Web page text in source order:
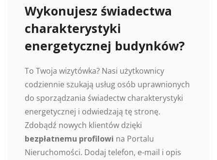
Wykonujesz świadectwa
charakterystyki
energetycznej budynków?
To Twoja wizytówka? Nasi użytkownicy
codziennie szukają usług osób uprawnionych
do sporządzania świadectw charakterystyki
energetycznej i odwiedzają tę stronę.
Zdobądź nowych klientów dzięki
bezpłatnemu profilowi na Portalu
Nieruchomości. Dodaj telefon, e-mail i opis